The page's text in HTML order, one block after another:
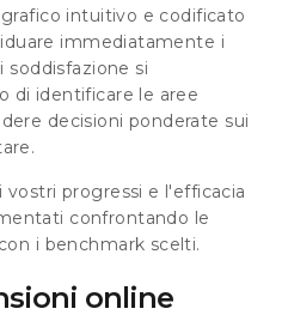
intuitivo e codificato
immediatamente i
si
di identificare le aree
decisioni ponderate sui
progressi e l'efficacia
confrontando le
i benchmark scelti.
online